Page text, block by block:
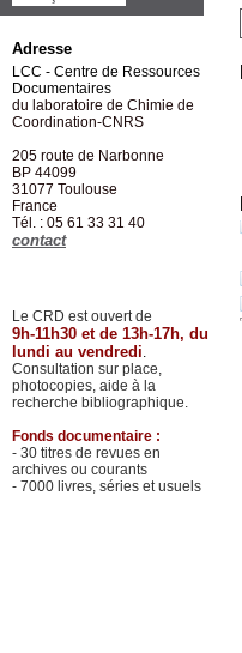
Adresse
LCC - Centre de Ressources
Documentaires
du laboratoire de Chimie de
Coordination-CNRS
205 route de Narbonne
BP 44099
31077 Toulouse
France
Tél. : 05 61 33 31 40
contact
Le CRD est ouvert de
9h-11h30 et de 13h-17h, du
lundi au vendredi.
Consultation sur place,
photocopies, aide à la
recherche bibliographique.
Fonds documentaire :
- 30 titres de revues en
archives ou courants
- 7000 livres, séries et usuels